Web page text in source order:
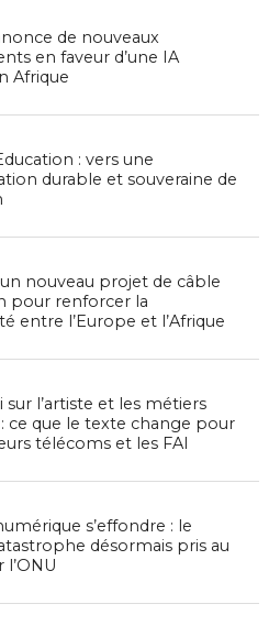
de nouveaux
en faveur d’une IA
Afrique
: vers une
durable et souveraine de
un nouveau projet de câble
pour renforcer la
entre l’Europe et l’Afrique
sur l’artiste et les métiers
ce que le texte change pour
télécoms et les FAI
s’effondre : le
désormais pris au
l’ONU